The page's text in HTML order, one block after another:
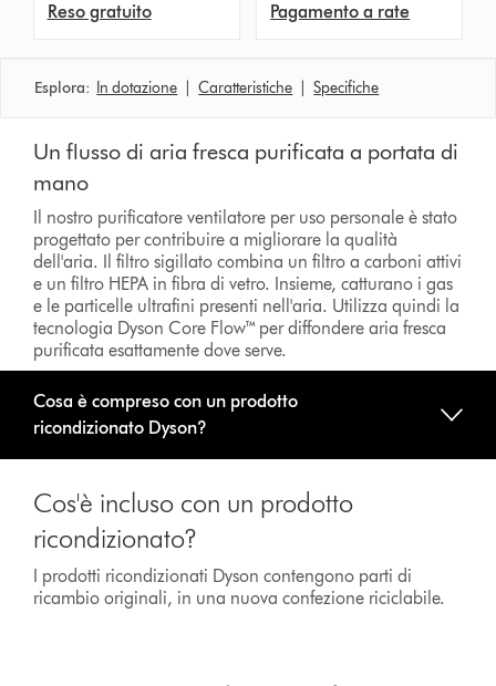
Reso gratuito Pagamento a rate
Esplora: In dotazione |Caratteristiche |Specifiche
Un flusso di aria fresca purificata a portata di
mano
Il nostro purificatore ventilatore per uso personale è stato
progettato per contribuire a migliorare la qualità
dell'aria. Il filtro sigillato combina un filtro a carboni attivi
e un filtro HEPA in fibra di vetro. Insieme, catturano i gas
e le particelle ultrafini presenti nell'aria. Utilizza quindi la
tecnologia Dyson Core Flow™ per diffondere aria fresca
purificata esattamente dove serve.
Cosa è compreso con un prodotto
ricondizionato Dyson?
Cos'è incluso con un prodotto
ricondizionato?
I prodotti ricondizionati Dyson contengono parti di
ricambio originali, in una nuova confezione riciclabile.